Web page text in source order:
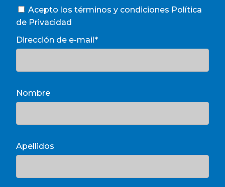
Acepto los términos y condiciones Política
de Privacidad
Dirección de e-mail*
Nombre
Apellidos